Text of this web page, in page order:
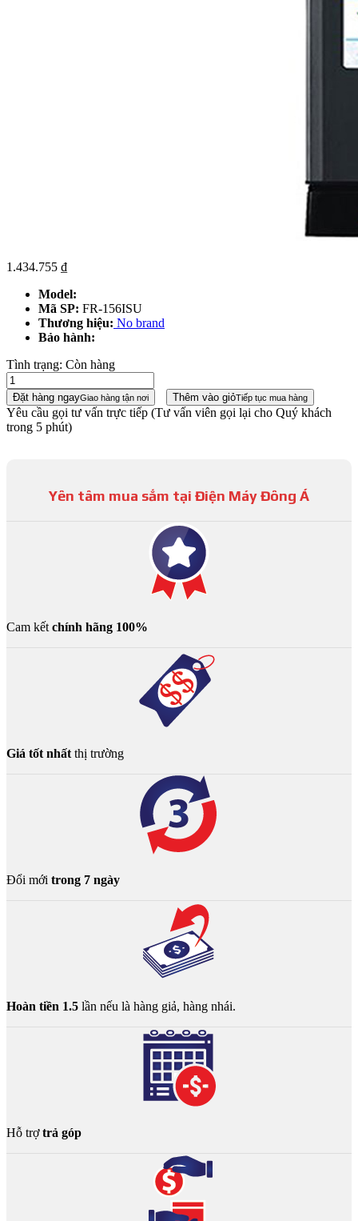
1.434.755 ₫
Model:
Mã SP: FR-156ISU
Thương hiệu: No brand
Bảo hành:
Tình trạng: Còn hàng
Đặt hàng ngayGiao hàng tận nơi Thêm vào giỏTiếp tục mua hàng
Yêu cầu gọi tư vấn trực tiếp (Tư vấn viên gọi lại cho Quý khách
trong 5 phút)
Yên tâm mua sắm tại Điện Máy Đông Á
Cam kết chính hãng 100%
Giá tốt nhất thị trường
Đổi mới trong 7 ngày
Hoàn tiền 1.5 lần nếu là hàng giả, hàng nhái.
Hỗ trợtrả góp